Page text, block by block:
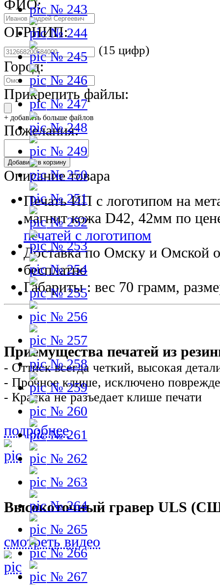
ФИО:
ОГРНИП:
(15 цифр)
Город:
Прикрепить файлы:
+ добавить больше файлов
Пожелания:
Добавить в корзину
Описание товара
Печать ИП с логотипом на
магнит кожа D42, 42мм по
печатей с логотипом
Доставка по Омску и Омской
бесплатно
Габариты : вес 70 грамм,
Приемущества печатей из
- Оттиск всегда четкий, высокая
- Прочное клише, исключено
- Краска не разъедает клише печати
подробнее
Высокоточный гравер ULS
смотреть видео
№ 243
№ 244
№ 245
№ 246
№ 247
№ 248
№ 249
№ 250
№ 251
№ 252
№ 253
№ 254
№ 255
№ 256
№ 257
№ 258
№ 259
№ 260
№ 261
№ 262
№ 263
№ 264
№ 265
№ 266
№ 267